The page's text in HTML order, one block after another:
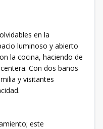
en la
luminoso y abierto
la cocina, haciendo de
Con dos baños
y visitantes
este